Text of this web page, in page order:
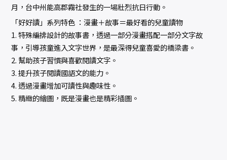
月，台中州能高郡霧社發生的一場壯烈抗日行動。
「好好讀」系列特色 ：漫畫＋故事＝最好看的兒童讀物
1. 特殊編排設計的故事書，透過一部分漫畫搭配一部分文字故
事，引導孩童進入文字世界，是最深得兒童喜愛的橋梁書。
2. 幫助孩子習慣與喜歡閱讀文字。
3. 提升孩子閱讀國語文的能力。
4. 透過漫畫增加可讀性與趣味性。
5. 精緻的繪圖，既是漫畫也是精彩插圖。